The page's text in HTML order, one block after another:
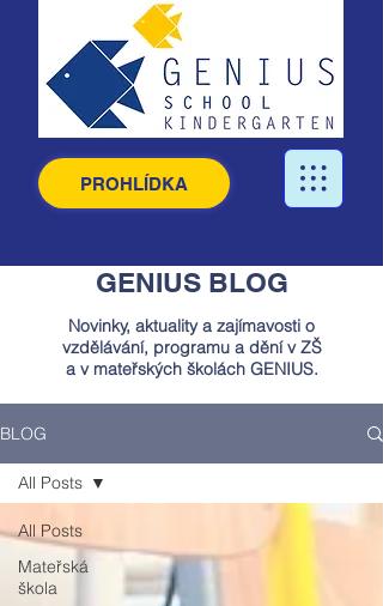
PROHLÍDKA
GENIUS BLOG
Novinky, aktuality a zajímavosti o
vzdělávání, programu a dění v ZŠ
a v mateřských školách GENIUS.
BLOG
All Posts
Mateřská
škola
All Posts